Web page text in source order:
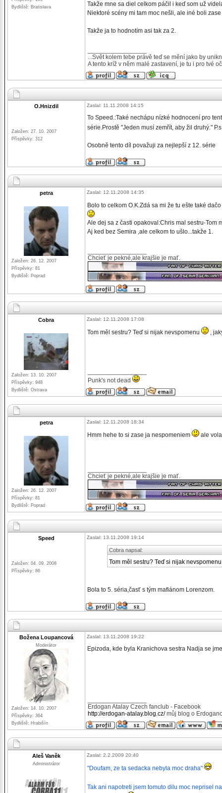
Bydliště: Bratislava
Takže mne sa diel celkom páčil i keď som už
Niektoré scény mi tam moc nešli, ale iné boli
Takže ja to hodnotím asi tak za 2.
...Svět kolem tebe právě teď se mění jako by
A tento kríž v něm malé zastavení, je tu i pro tvé
O.Hnizdil
Založen: 27. 10. 2007
Příspěvky: 312
Zaslal: 11.11.2008 14:15
To Speed.:Také nechápu nízké hodnocení pro
série.Prostě "Jeden musí zemřít, aby žil druhý."
Osobně tento díl považuji za nejlepší z 12. série
petra
Založen: 26. 12. 2007
Příspěvky: 81
Bydliště: Poprad
Zaslal: 12.11.2008 14:35
Bolo to celkom O.K.Zdá sa mi že tu ešte také
Ale dej sa z časti opakoval:Chris mal sestru-
Aj ked bez Semira ,ale celkom to ušlo...takže 1.
Chcieť je pekné,ale krajšie je mať.
Cobra
Založen: 13. 10. 2007
Příspěvky: 948
Bydliště: Ostrava
Zaslal: 12.11.2008 17:08
Tom měl sestru? Teď si nijak nevspomenu ,
Punk's not dead
petra
Založen: 26. 12. 2007
Příspěvky: 81
Bydliště: Poprad
Zaslal: 12.11.2008 18:34
Hmm hehe to si zase ja nespomeniem ale
Chcieť je pekné,ale krajšie je mať.
Speed
Založen: 04. 09. 2008
Příspěvky: 86
Zaslal: 13.11.2008 19:14
Cobra napsal:
Tom měl sestru? Teď si nijak
Bola to 5. séria,časť s tým mafiánom Lorenzom.
Božena Loupancová
Moderátor
Založen: 14. 10. 2007
Příspěvky: 364
Bydliště: Hrabišín
Zaslal: 13.11.2008 19:22
Epizoda, kde byla Kranichova sestra Nadja se
Erdogan Atalay Czech fanclub - Facebook
http://erdogan-atalay.blog.cz/můj blog o
Aleš Vaněk
Administrátor
Zaslal: 2.2.2009 20:40
"Doufam, ze ta sedacka nebyla moc draha"
Tak ani napotreti jsem tomuto dilu moc neprisel